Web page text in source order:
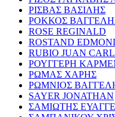
ΡΙΣΒΑΣ ΒΑΣΙΛΗΣ
ΡΟΚΚΟΣ
ROSE REGINALD
ROSTAND
RUBIO JUAN
ΡΟΥΓΓΕΡΗ
ΡΩΜΑΣ ΧΑΡΗΣ
ΡΩΜΝΙΟΣ
SAYER JONATHAN
ΣΑΜΙΩΤΗΣ